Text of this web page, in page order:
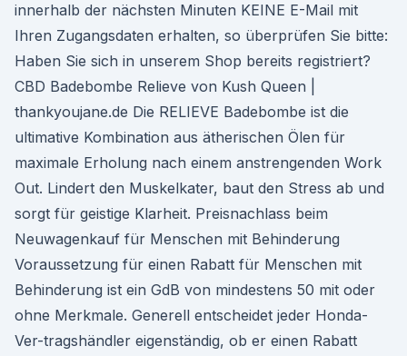
innerhalb der nächsten Minuten KEINE E-Mail mit
Ihren Zugangsdaten erhalten, so überprüfen Sie bitte:
Haben Sie sich in unserem Shop bereits registriert?
CBD Badebombe Relieve von Kush Queen |
thankyoujane.de Die RELIEVE Badebombe ist die
ultimative Kombination aus ätherischen Ölen für
maximale Erholung nach einem anstrengenden Work
Out. Lindert den Muskelkater, baut den Stress ab und
sorgt für geistige Klarheit. Preisnachlass beim
Neuwagenkauf für Menschen mit Behinderung
Voraussetzung für einen Rabatt für Menschen mit
Behinderung ist ein GdB von mindestens 50 mit oder
ohne Merkmale. Generell entscheidet jeder Honda-
Ver-tragshändler eigenständig, ob er einen Rabatt